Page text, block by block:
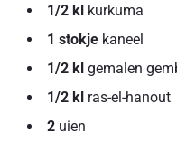
1/2 kl kurkuma
1 stokje kaneel
1/2 kl gemalen
1/2 kl ras-el-hanout
2 uien